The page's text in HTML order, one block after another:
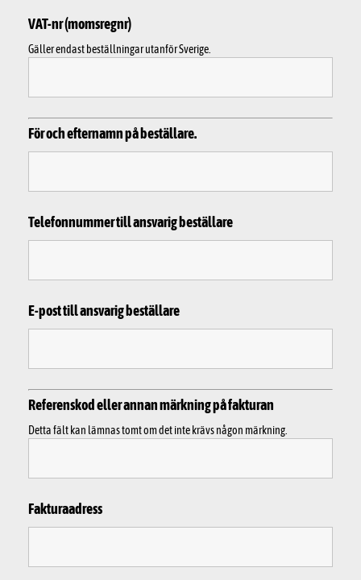
VAT-nr (momsregnr)
Gäller endast beställningar utanför Sverige.
För och efternamn på beställare.
Telefonnummer till ansvarig beställare
E-post till ansvarig beställare
Referenskod eller annan märkning på fakturan
Detta fält kan lämnas tomt om det inte krävs någon märkning.
Fakturaadress